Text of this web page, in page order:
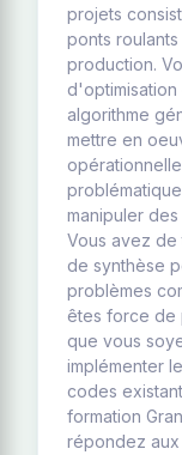
projets
ponts
production.
d'optimisation
algorithme
mettre en
manipuler
Vous avez
de synthèse
problèmes
êtes force de
que vous
implémenter
codes
formation
répondez